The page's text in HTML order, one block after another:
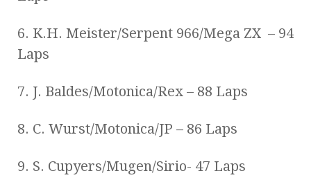
6. K.H. Meister/Serpent 966/Mega ZX – 94
Laps
7. J. Baldes/Motonica/Rex – 88 Laps
8. C. Wurst/Motonica/JP – 86 Laps
9. S. Cupyers/Mugen/Sirio- 47 Laps